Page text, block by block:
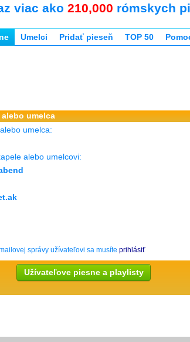
viac ako 210,000 rómskych
Umelci Pridať pieseň TOP 50
umelca
umelca:
alebo umelcovi:
správy užívateľovi sa musíte prihlásiť
Užívateľove piesne a playlisty